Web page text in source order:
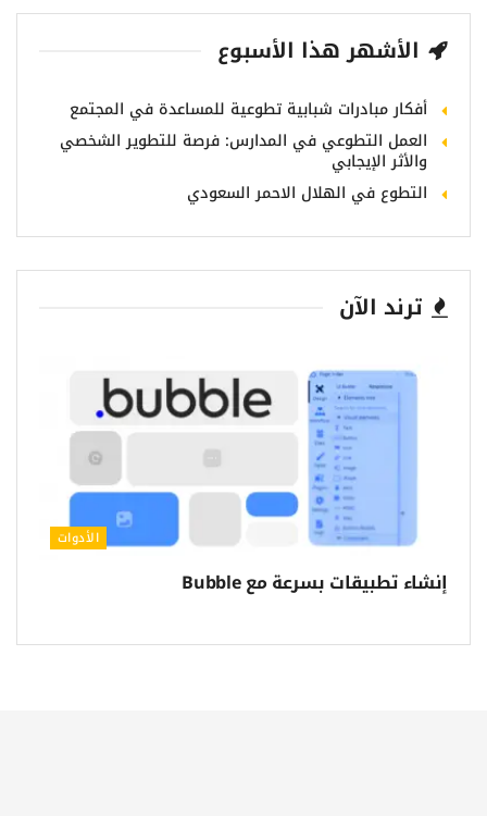
الأشهر هذا الأسبوع
أفكار مبادرات شبابية تطوعية للمساعدة في المجتمع
العمل التطوعي في المدارس: فرصة للتطوير الشخصي
والأثر الإيجابي
التطوع في الهلال الاحمر السعودي
ترند الآن
الأدوات
إنشاء تطبيقات بسرعة مع Bubble